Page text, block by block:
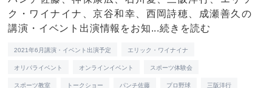
ク・ワイナイナ、京谷和幸、西岡詩穂、成瀬善久の
講演・イベント出演情報をお知...続きを読む
2021年6月講演・イベント出演予定 エリック・ワイナイナ
オリパライベント オンラインイベント スポーツ体験会
スポーツ教室 トークショー パンチ佐藤 プロ野球 三阪洋行